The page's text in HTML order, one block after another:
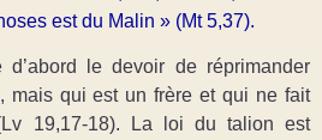
est du Malin » (Mt 5,37).
d’abord le devoir de réprimander
mais qui est un frère et qui ne fait
19,17-18). La loi du talion est